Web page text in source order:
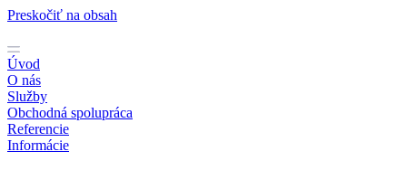
Preskočiť na obsah
Úvod
O nás
Služby
Obchodná spolupráca
Referencie
Informácie